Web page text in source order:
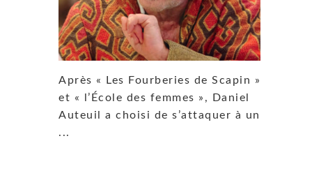
Après « Les Fourberies de Scapin »
et « l’École des femmes », Daniel
Auteuil a choisi de s’attaquer à une
...